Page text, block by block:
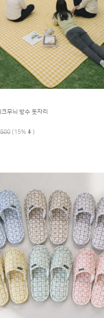
무늬 방수 돗자리
(15% )